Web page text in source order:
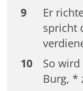
9
Er
spricht
10
So
Burg, *